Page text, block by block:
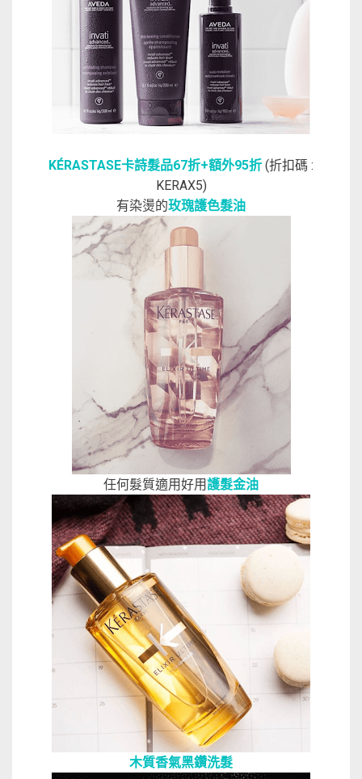
KÉRASTASE卡詩髮品67折+額外95折 (折扣碼 :
KERAX5)
有染燙的玫瑰護色髮油
任何髮質適用好用護髮金油
木質香氣黑鑽洗髮